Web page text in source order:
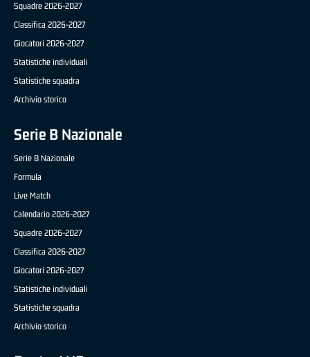
Squadre 2026-2027
Classifica 2026-2027
Giocatori 2026-2027
Statistiche individuali
Statistiche squadra
Archivio storico
Serie B Nazionale
Serie B Nazionale
Formula
Live Match
Calendario 2026-2027
Squadre 2026-2027
Classifica 2026-2027
Giocatori 2026-2027
Statistiche individuali
Statistiche squadra
Archivio storico